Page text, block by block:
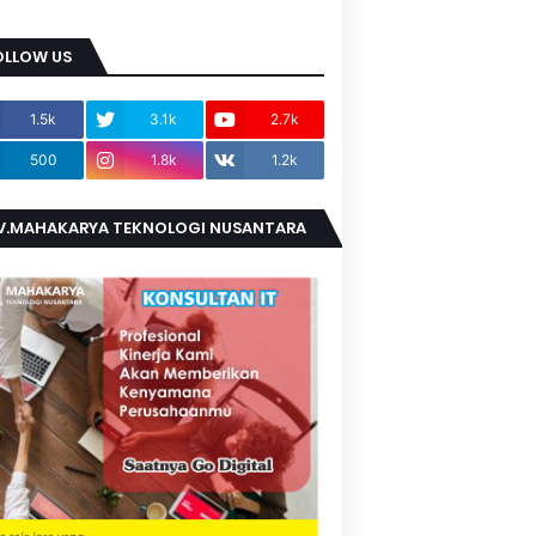
US
1.5k 3.1k 2.7k
500 1.8k 1.2k
TEKNOLOGI NUSANTARA